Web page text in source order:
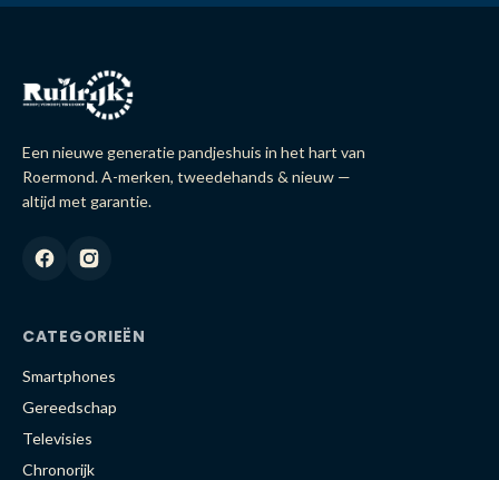
Een nieuwe generatie pandjeshuis in het hart van
Roermond. A-merken, tweedehands & nieuw —
altijd met garantie.
CATEGORIEËN
Smartphones
Gereedschap
Televisies
Chronorijk